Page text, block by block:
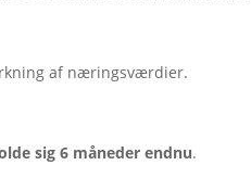
af næringsværdier.
sig 6 måneder endnu.